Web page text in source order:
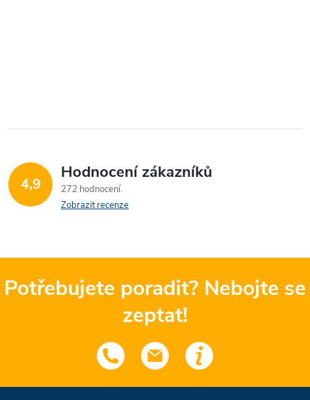
4,9
Hodnocení zákazníků
272 hodnocení
Zobrazit recenze
Potřebujete poradit? Nebojte se
zeptat!